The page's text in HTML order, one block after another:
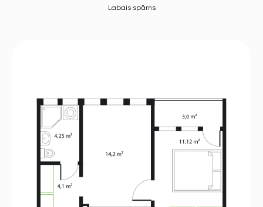
Labais spārns